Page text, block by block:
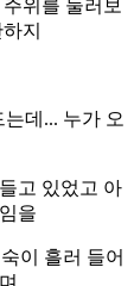
위를 둘러보
지
데... 누가 오
고 있었고 아
을
이 흘러 들어